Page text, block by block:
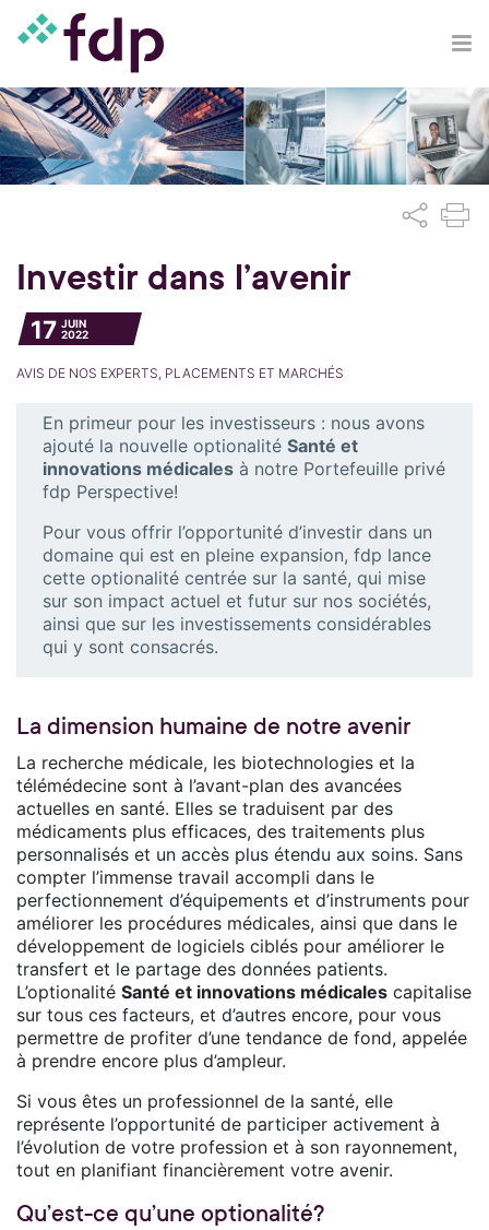
Investir dans l’avenir
17 JUIN
2022
AVIS DE NOS EXPERTS, PLACEMENTS ET MARCHÉS
En primeur pour les investisseurs : nous avons
ajouté la nouvelle optionalité Santé et
innovations médicales à notre Portefeuille privé
fdp Perspective!
Pour vous offrir l’opportunité d’investir dans un
domaine qui est en pleine expansion, fdp lance
cette optionalité centrée sur la santé, qui mise
sur son impact actuel et futur sur nos sociétés,
ainsi que sur les investissements considérables
qui y sont consacrés.
La dimension humaine de notre avenir
La recherche médicale, les biotechnologies et la
télémédecine sont à l’avant-plan des avancées
actuelles en santé. Elles se traduisent par des
médicaments plus efficaces, des traitements plus
personnalisés et un accès plus étendu aux soins. Sans
compter l’immense travail accompli dans le
perfectionnement d’équipements et d’instruments pour
améliorer les procédures médicales, ainsi que dans le
développement de logiciels ciblés pour améliorer le
transfert et le partage des données patients.
L’optionalité Santé et innovations médicales capitalise
sur tous ces facteurs, et d’autres encore, pour vous
permettre de profiter d’une tendance de fond, appelée
à prendre encore plus d’ampleur.
Si vous êtes un professionnel de la santé, elle
représente l’opportunité de participer activement à
l’évolution de votre profession et à son rayonnement,
tout en planifiant financièrement votre avenir.
Qu’est-ce qu’une optionalité?